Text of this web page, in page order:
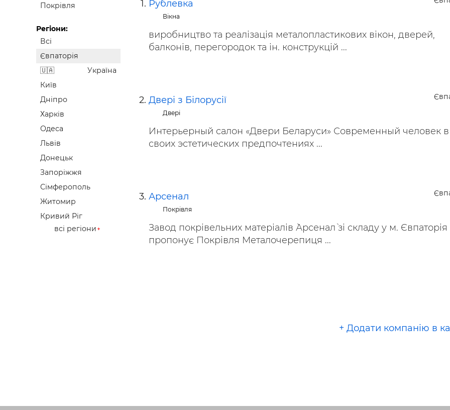
Покрівля
Регіони:
Всі
Євпаторія
Україна
Київ
Дніпро
Харків
Одеса
Львів
Донецьк
Запоріжжя
Сімферополь
Житомир
Кривий Ріг
всі регіони
Рублевка
Вікна
виробництво та реалізація металопластикових вікон, дверей,
балконів, перегородок та ін. конструкцій ...
Двері з Білорусії
Двері
Интерьерный салон «Двери Беларуси» Современный человек в
своих эстетических предпочтениях ...
Арсенал
Покрівля
Завод покрівельних матеріалів `Арсенал` зі складу у м. Євпаторія
пропонує Покрівля Металочерепиця ...
+ Додати компанію в